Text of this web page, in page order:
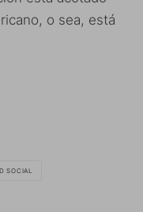
o sea, está
SOCIAL